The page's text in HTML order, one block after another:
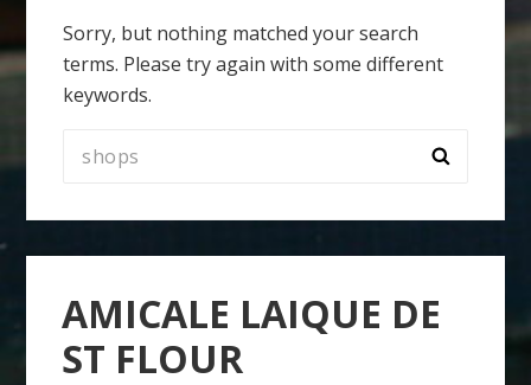
Sorry, but nothing matched your search
terms. Please try again with some different
keywords.
Rechercher :
AMICALE LAIQUE DE
ST FLOUR